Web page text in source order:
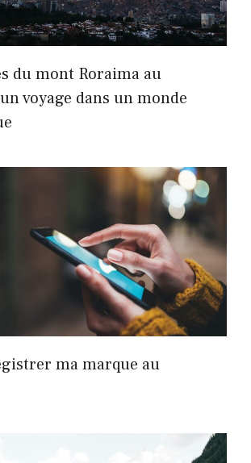
du mont Roraima au
voyage dans un monde
ma marque au